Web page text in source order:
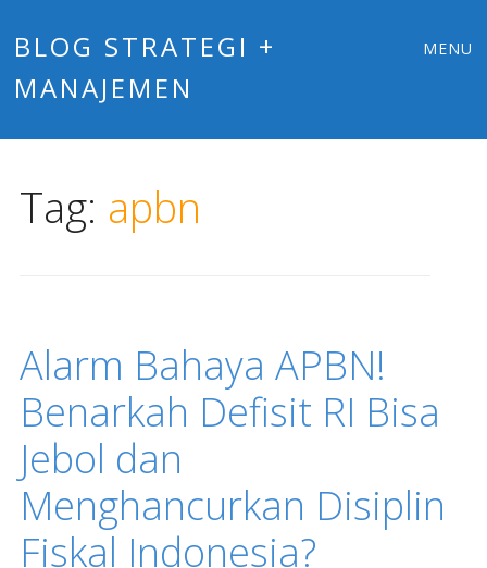
BLOG STRATEGI +
MANAJEMEN
MENU
Tag: apbn
Alarm Bahaya APBN!
Benarkah Defisit RI Bisa
Jebol dan
Menghancurkan Disiplin
Fiskal Indonesia?